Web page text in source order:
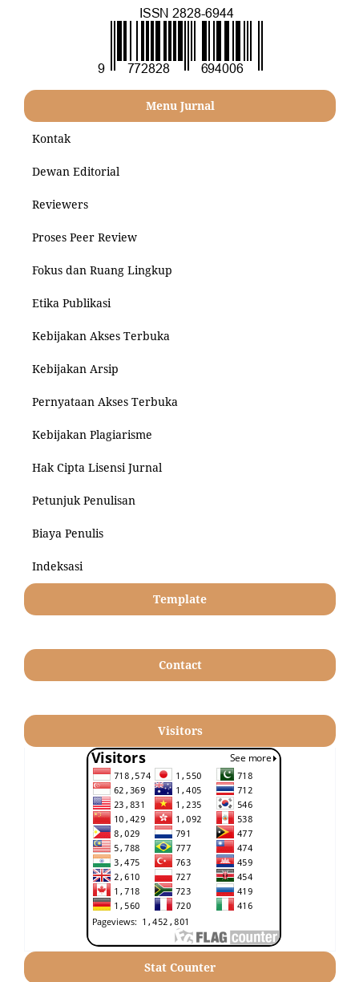
Menu Jurnal
Kontak
Dewan Editorial
Reviewers
Proses Peer Review
Fokus dan Ruang Lingkup
Etika Publikasi
Kebijakan Akses Terbuka
Kebijakan Arsip
Pernyataan Akses Terbuka
Kebijakan Plagiarisme
Hak Cipta Lisensi Jurnal
Petunjuk Penulisan
Biaya Penulis
Indeksasi
Template
Contact
Visitors
Stat Counter